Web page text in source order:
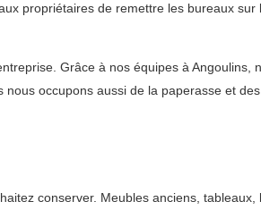
propriétaires de remettre les bureaux
Grâce à nos équipes à Angoulins,
occupons aussi de la paperasse et
conserver. Meubles anciens,